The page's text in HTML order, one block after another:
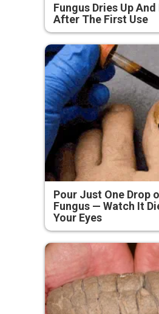
Fungus Dries Up
After The First Use
Pour Just One Drop
Fungus — Watch It
Your Eyes